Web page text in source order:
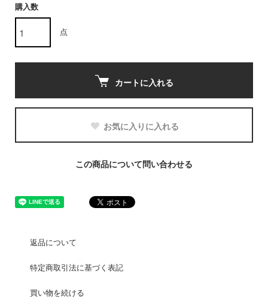
購入数
点
カートに入れる
お気に入りに入れる
この商品について問い合わせる
返品について
特定商取引法に基づく表記
買い物を続ける